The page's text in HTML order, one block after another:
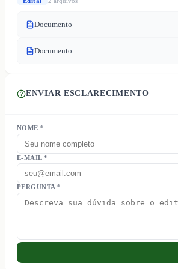
Documento
Documento
ENVIAR ESCLARECIMENTO
NOME *
E-MAIL *
PERGUNTA *